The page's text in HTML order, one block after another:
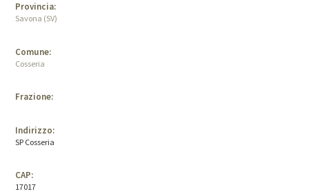
Provincia:
Savona (SV)
Comune:
Cosseria
Frazione:
Indirizzo:
SP Cosseria
CAP:
17017